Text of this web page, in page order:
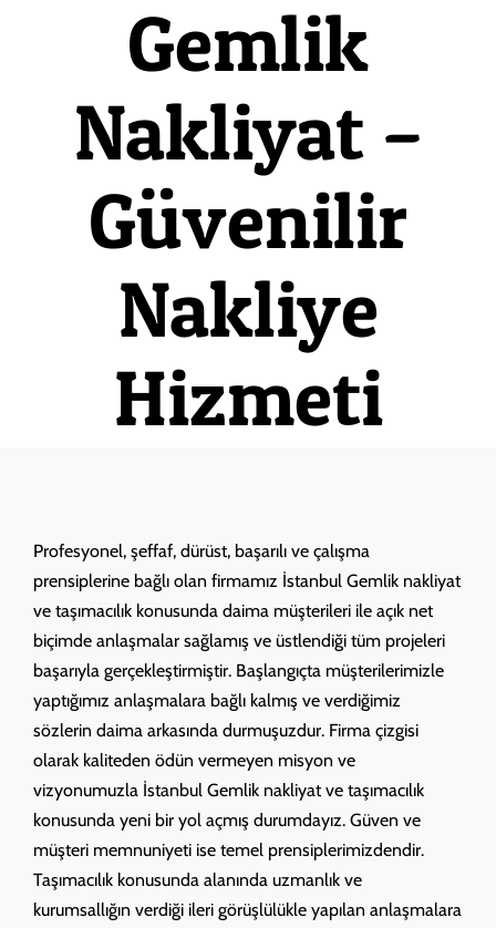
Gemlik
Nakliyat –
Güvenilir
Nakliye
Hizmeti
Profesyonel, şeffaf, dürüst, başarılı ve çalışma
prensiplerine bağlı olan firmamız İstanbul Gemlik nakliyat
ve taşımacılık konusunda daima müşterileri ile açık net
biçimde anlaşmalar sağlamış ve üstlendiği tüm projeleri
başarıyla gerçekleştirmiştir. Başlangıçta müşterilerimizle
yaptığımız anlaşmalara bağlı kalmış ve verdiğimiz
sözlerin daima arkasında durmuşuzdur. Firma çizgisi
olarak kaliteden ödün vermeyen misyon ve
vizyonumuzla İstanbul Gemlik nakliyat ve taşımacılık
konusunda yeni bir yol açmış durumdayız. Güven ve
müşteri memnuniyeti ise temel prensiplerimizdendir.
Taşımacılık konusunda alanında uzmanlık ve
kurumsallığın verdiği ileri görüşlülükle yapılan anlaşmalara